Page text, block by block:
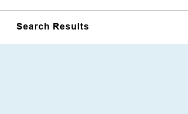
Search Results